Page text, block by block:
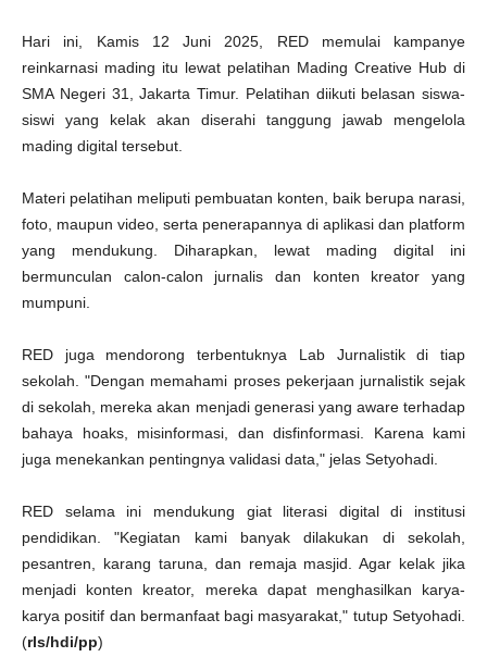
Hari ini, Kamis 12 Juni 2025, RED memulai kampanye
reinkarnasi mading itu lewat pelatihan Mading Creative Hub di
SMA Negeri 31, Jakarta Timur. Pelatihan diikuti belasan siswa-
siswi yang kelak akan diserahi tanggung jawab mengelola
mading digital tersebut.
Materi pelatihan meliputi pembuatan konten, baik berupa narasi,
foto, maupun video, serta penerapannya di aplikasi dan platform
yang mendukung. Diharapkan, lewat mading digital ini
bermunculan calon-calon jurnalis dan konten kreator yang
mumpuni.
RED juga mendorong terbentuknya Lab Jurnalistik di tiap
sekolah. "Dengan memahami proses pekerjaan jurnalistik sejak
di sekolah, mereka akan menjadi generasi yang aware terhadap
bahaya hoaks, misinformasi, dan disfinformasi. Karena kami
juga menekankan pentingnya validasi data," jelas Setyohadi.
RED selama ini mendukung giat literasi digital di institusi
pendidikan. "Kegiatan kami banyak dilakukan di sekolah,
pesantren, karang taruna, dan remaja masjid. Agar kelak jika
menjadi konten kreator, mereka dapat menghasilkan karya-
karya positif dan bermanfaat bagi masyarakat," tutup Setyohadi.
(rls/hdi/pp)